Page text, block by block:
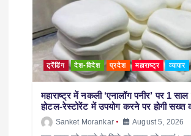
ट्रेंडिंग देश-विदेश प्रदेश महाराष्ट्र व्यापार
महाराष्ट्र में नकली ‘एनालॉग पनीर’ पर 1
होटल-रेस्टोरेंट में उपयोग करने पर होगी सख्त
Sanket Morankar August 5, 2026